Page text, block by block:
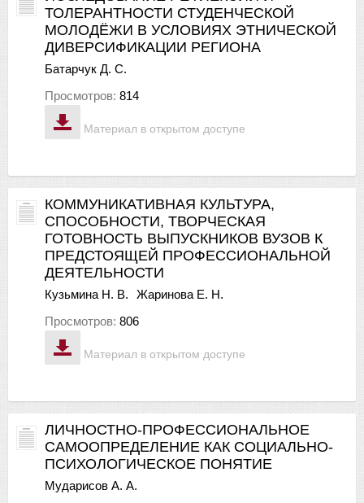
Материал в открытом доступе
ТОЛЕРАНТНОСТИ СТУДЕНЧЕСКОЙ
МОЛОДЁЖИ В УСЛОВИЯХ ЭТНИЧЕСКОЙ
ДИВЕРСИФИКАЦИИ РЕГИОНА
Батарчук Д. С.
Просмотров: 814
Материал в открытом доступе
КОММУНИКАТИВНАЯ КУЛЬТУРА,
СПОСОБНОСТИ, ТВОРЧЕСКАЯ
ГОТОВНОСТЬ ВЫПУСКНИКОВ ВУЗОВ К
ПРЕДСТОЯЩЕЙ ПРОФЕССИОНАЛЬНОЙ
ДЕЯТЕЛЬНОСТИ
Кузьмина Н. В.
Жаринова Е. Н.
Просмотров: 806
ЛИЧНОСТНО-ПРОФЕССИОНАЛЬНОЕ
САМООПРЕДЕЛЕНИЕ КАК СОЦИАЛЬНО-
ПСИХОЛОГИЧЕСКОЕ ПОНЯТИЕ
Мударисов А. А.